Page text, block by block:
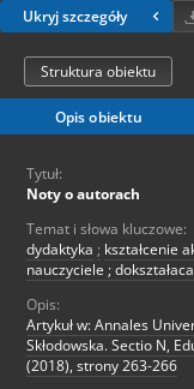
Ukryj szczegóły
Struktura obiektu
Opis obiektu
Tytuł:
Noty o autorach
Temat i słowa kluczowe:
dydaktyka ; kształcenie
nauczyciele ;
Opis:
Artykuł w: Annales
Skłodowska. Sectio N,
(2018), strony 263-266